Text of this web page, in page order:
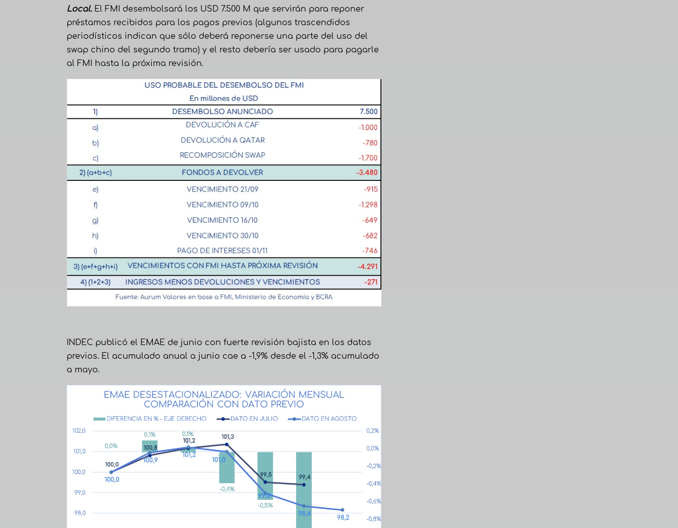
Local. El FMI desembolsará los USD 7.500 M que servirán para reponer
préstamos recibidos para los pagos previos (algunos trascendidos
periodísticos indican que sólo deberá reponerse una parte del uso del
swap chino del segundo tramo) y el resto debería ser usado para pagarle
al FMI hasta la próxima revisión.
INDEC publicó el EMAE de junio con fuerte revisión bajista en los datos
previos. El acumulado anual a junio cae a -1,9% desde el -1,3% acumulado
a mayo.